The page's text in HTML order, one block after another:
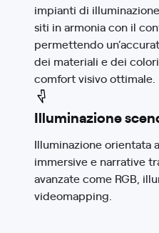
impianti di
siti in armonia con il
permettendo
dei materiali e dei
comfort visivo ottimale.
Illuminazione
Illuminazione orientata
immersive e narrative
avanzate come RGB,
videomapping.